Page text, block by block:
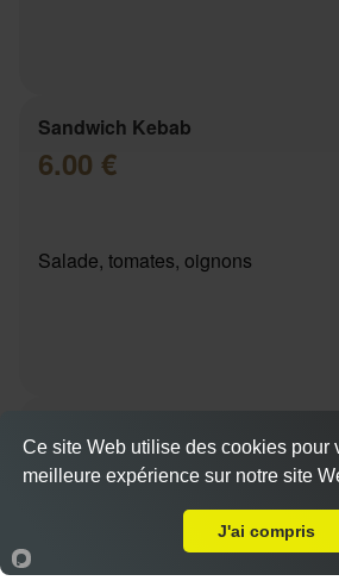
Sandwich Kebab
6.00 €
Salade, tomates, oignons
6.00 €
Salade, tomates, oignons
Accueil Panier
Actuellement
Ce site Web utilise des cookies pour
meilleure expérience sur notre site
J'ai compris